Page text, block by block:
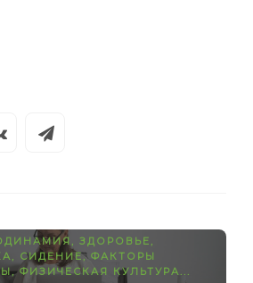
, ЗДОРОВЬЕ ,
, СИДЕНИЕ, ФАКТОРЫ
, ФИЗИЧЕСКАЯ КУЛЬТУРА...